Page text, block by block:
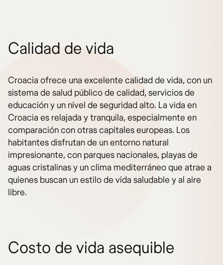
Calidad de vida
Croacia ofrece una excelente calidad de vida, con un
sistema de salud público de calidad, servicios de
educación y un nivel de seguridad alto. La vida en
Croacia es relajada y tranquila, especialmente en
comparación con otras capitales europeas. Los
habitantes disfrutan de un entorno natural
impresionante, con parques nacionales, playas de
aguas cristalinas y un clima mediterráneo que atrae a
quienes buscan un estilo de vida saludable y al aire
libre.
Costo de vida asequible